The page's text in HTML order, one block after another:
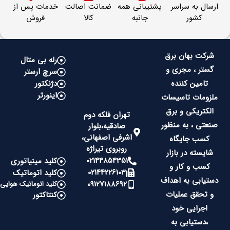
ارسال به سراسر
کشور
پشتیبانی همه
جانبه
ضمانت اصالت
کالا
خدمات پس از
فروش
شرکت بهان برق
گستر ، مجری و
تامین کننده
ملزومات تاسیسات
الکتریکی و برق
صنعتی ، به منظور
کسب جایگاه
شایسته در بازار
کسب و کار و
دستیابی به اهداف
و تحقق عملیات
اجرایی خود
،دستیابی به
تهران فلکه دوم
صادقیه،بلوار
اشرفی اصفهانی،
روبروی تیراژه
02144854351
02144226103
09127188692
رله بی متال
سرچ ارستر
دژنکتور
اینورتر
کلید مینیاتوری
کلید اتوماتیک
کلید اتوماتیک هوایی
کنتاکتور